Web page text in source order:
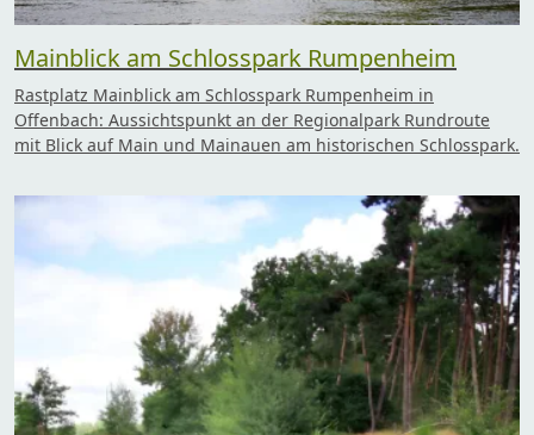
Mainblick am Schlosspark Rumpenheim
Rastplatz Mainblick am Schlosspark Rumpenheim in
Offenbach: Aussichtspunkt an der Regionalpark Rundroute
mit Blick auf Main und Mainauen am historischen Schlosspark.